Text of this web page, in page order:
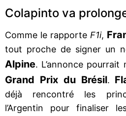
Colapinto va
Comme le rapporte F1i,
tout proche de signer un
Alpine. L’annonce pourrait
Grand Prix du Brésil.
déjà rencontré les
l’Argentin pour finaliser